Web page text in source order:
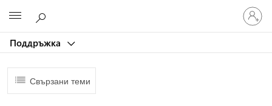
Поддръжка
Влезте
във
вашия
Свързани теми